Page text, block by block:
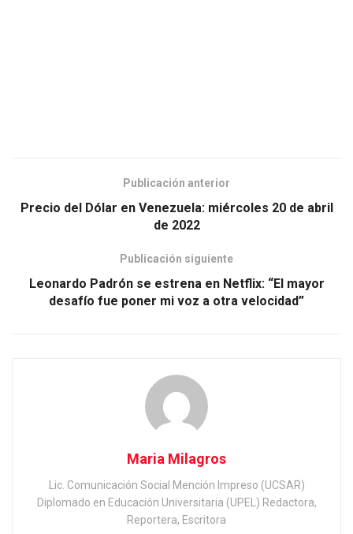
Publicación anterior
Precio del Dólar en Venezuela: miércoles 20 de abril
de 2022
Publicación siguiente
Leonardo Padrón se estrena en Netflix: “El mayor
desafío fue poner mi voz a otra velocidad”
Maria Milagros
Lic. Comunicación Social Mención Impreso (UCSAR)
Diplomado en Educación Universitaria (UPEL) Redactora,
Reportera, Escritora